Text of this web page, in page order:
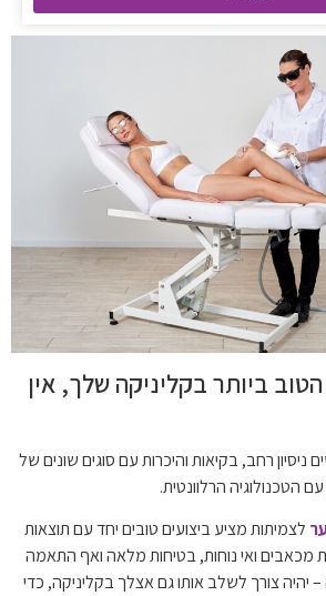
ביותר בקליניקה שלך, אין
ניסיון רחב, בקיאות והיכרות עם סוגים שונים של
עם הטכנולוגיה הרלוונטית.
לצמיתות מציע ביצועים טובים יחד עם תוצאות
מכאבים ואי נוחות, בטיחות מלאה ואף התאמה
– יהיה צורך לשלב אותו גם אצלך בקליניקה, כדי